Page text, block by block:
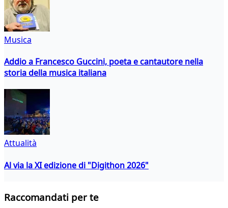
Musica
Addio a Francesco Guccini, poeta e cantautore nella
storia della musica italiana
Attualità
Al via la XI edizione di "Digithon 2026"
Raccomandati per te